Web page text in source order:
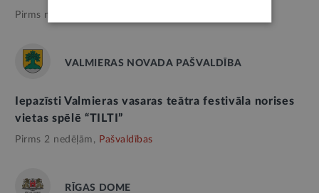
Pirms nedēļas,
VALMIERAS NOVADA PAŠVALDĪBA
Iepazīsti Valmieras vasaras teātra festivāla norises
vietas spēlē “TILTI”
Pirms 2 nedēļām, Pašvaldības
RĪGAS DOME